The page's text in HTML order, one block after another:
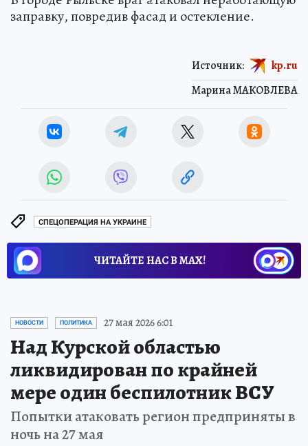
заправку, повредив фасад и остекление.
Марина МАКОВЛЕВА
Источник: kp.ru
СПЕЦОПЕРАЦИЯ НА УКРАИНЕ
ЧИТАЙТЕ НАС В МАХ!
НОВОСТИ ПОЛИТИКА 27 мая 2026 6:01
Над Курской областью
ликвидирован по крайней
мере один беспилотник ВСУ
Попытки атаковать регион предприняты в
ночь на 27 мая